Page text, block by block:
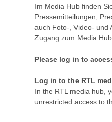
Im Media Hub finden
Pressemitteilungen,
auch Foto-, Video- und
Zugang zum Media
Please log in to
Log in to the RTL
In the RTL media hub,
unrestricted access to